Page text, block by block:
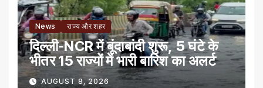
News राज्य और शहर
दिल्ली-NCR में बूंदाबांदी शुरू, 5 घंटे के
भीतर 15 राज्यों में भारी बारिश का अलर्ट
AUGUST 8, 2026